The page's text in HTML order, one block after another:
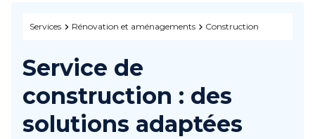
Services Rénovation et aménagements Construction
Service de
construction : des
solutions adaptées